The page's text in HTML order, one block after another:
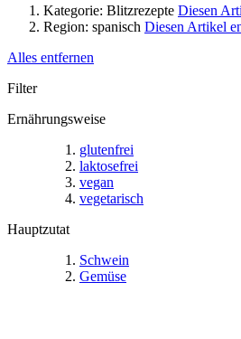
Kategorie: Blitzrezepte Diesen
Region: spanisch Diesen Artikel
Alles entfernen
Filter
Ernährungsweise
glutenfrei
laktosefrei
vegan
vegetarisch
Hauptzutat
Schwein
Gemüse